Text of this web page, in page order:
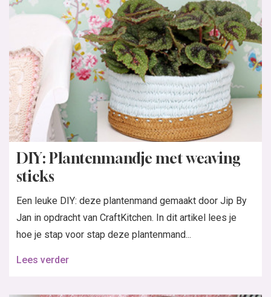
DIY: Plantenmandje met weaving
sticks
Een leuke DIY: deze plantenmand gemaakt door Jip By
Jan in opdracht van CraftKitchen. In dit artikel lees je
hoe je stap voor stap deze plantenmand...
Lees verder